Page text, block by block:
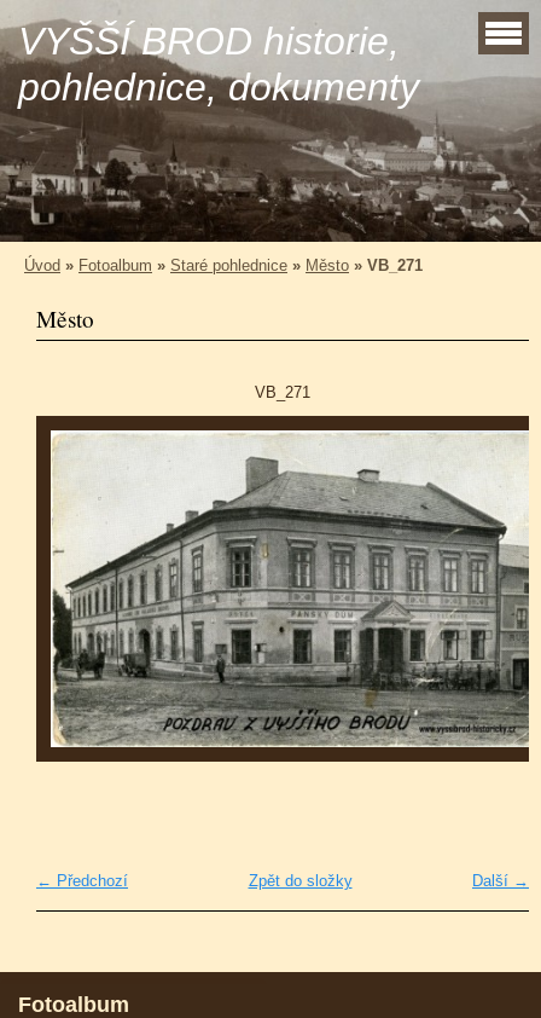
VYŠŠÍ BROD historie,
pohlednice, dokumenty
Úvod » Fotoalbum » Staré pohlednice » Město » VB_271
Město
VB_271
← Předchozí Další →
Zpět do složky
Fotoalbum